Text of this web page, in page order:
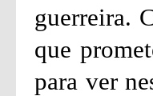
guerreira.
que
para ver